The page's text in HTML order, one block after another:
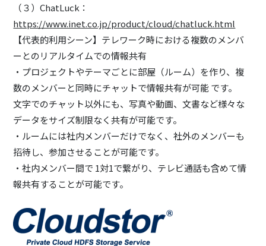
（３）ChatLuck：
https://www.inet.co.jp/product/cloud/chatluck.html
【代表的利用シーン】テレワーク時における複数のメンバ
ーとのリアルタイムでの情報共有
・プロジェクトやテーマごとに部屋（ルーム）を作り、複
数のメンバーと同時にチャットで情報共有が可能 です。
文字でのチャット以外にも、写真や動画、文書など様々な
データをサイズ制限なく共有が可能です。
・ルームには社内メンバーだけでなく、社外のメンバーも
招待し、参加させることが可能です。
・社内メンバー間で 1対1で繋がり、テレビ通話も含めて情
報共有することが可能です。